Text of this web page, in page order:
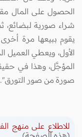
الحصول على المال
شراء صورية لبضائع،
يقوم ببيعها مرة
الأول، ويعطي العميل
المؤجَّل، وهذا في
صورة من صور التورق".
للاطلاع على منهج
(هذه الصفحة)